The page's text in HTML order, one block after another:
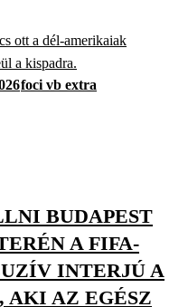
ott a dél-amerikaiak
a kispadra.
foci vb extra
BUDAPEST
A FIFA-
INTERJÚ A
AKI AZ EGÉSZ